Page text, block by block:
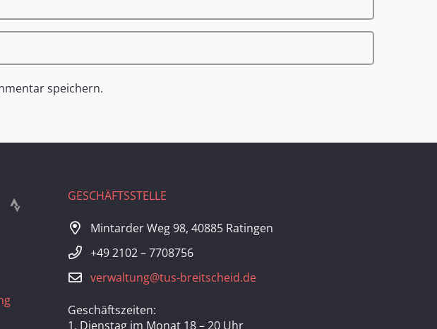
speichern.
GESCHÄFTSSTELLE
Mintarder Weg 98, 40885 Ratingen
+49 2102 – 7708756
verwaltung@tus-breitscheid.de
Geschäftszeiten:
1. Dienstag im Monat 18 – 20 Uhr